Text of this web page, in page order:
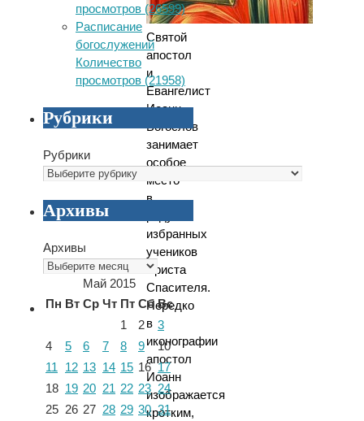
Святой
апостол
и
Евангелист
Иоанн
Богослов
занимает
особое
место
в
избранных
учеников
Христа
Спасителя.
Нередко
в
иконографии
апостол
Иоанн
изображается
кротким,
просмотров (26599)
Расписание
богослужений
Количество
просмотров (21958)
Рубрики
Рубрики
Архивы
Архивы
Май 2015
Пн Вт Ср Чт Пт Сб Вс
1 2
3
4
5 6 7 8 9
10
11
12 13 14 15 16 17
18 19 20 21 22 23 24
25 26 27 28 29 30 31